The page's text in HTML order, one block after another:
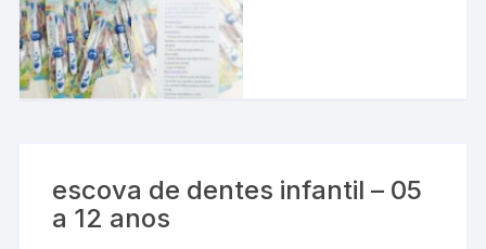
escova de dentes infantil – 05
a 12 anos